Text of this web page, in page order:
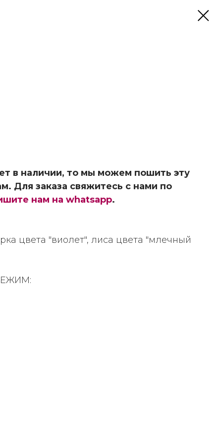
в наличии, то мы можем пошить эту
Для заказа свяжитесь с нами по
нам на whatsapp.
цвета "виолет", лиса цвета "млечный